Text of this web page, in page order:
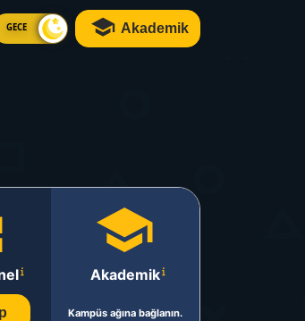
GECE Akademik
Akademik
Kampüs ağına bağlanın.